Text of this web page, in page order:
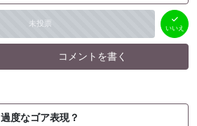
未投票
いいえ
（ 0件）
いいえ
コメントを書く
過度なゴア表現？